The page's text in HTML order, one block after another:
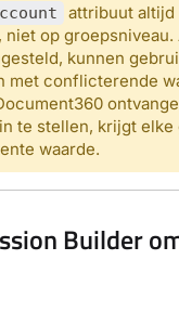
attribuut altijd
, niet op groepsniveau.
kunnen
met conflicterende
te stellen, krijgt elke
waarde.
Builder